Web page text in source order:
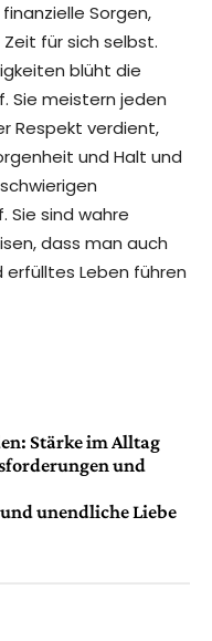
Sorgen,
für sich selbst.
blüht die
Sie meistern jeden
Respekt verdient,
und Halt und
sind wahre
dass man auch
erfülltes Leben führen
Stärke im Alltag
und
unendliche Liebe